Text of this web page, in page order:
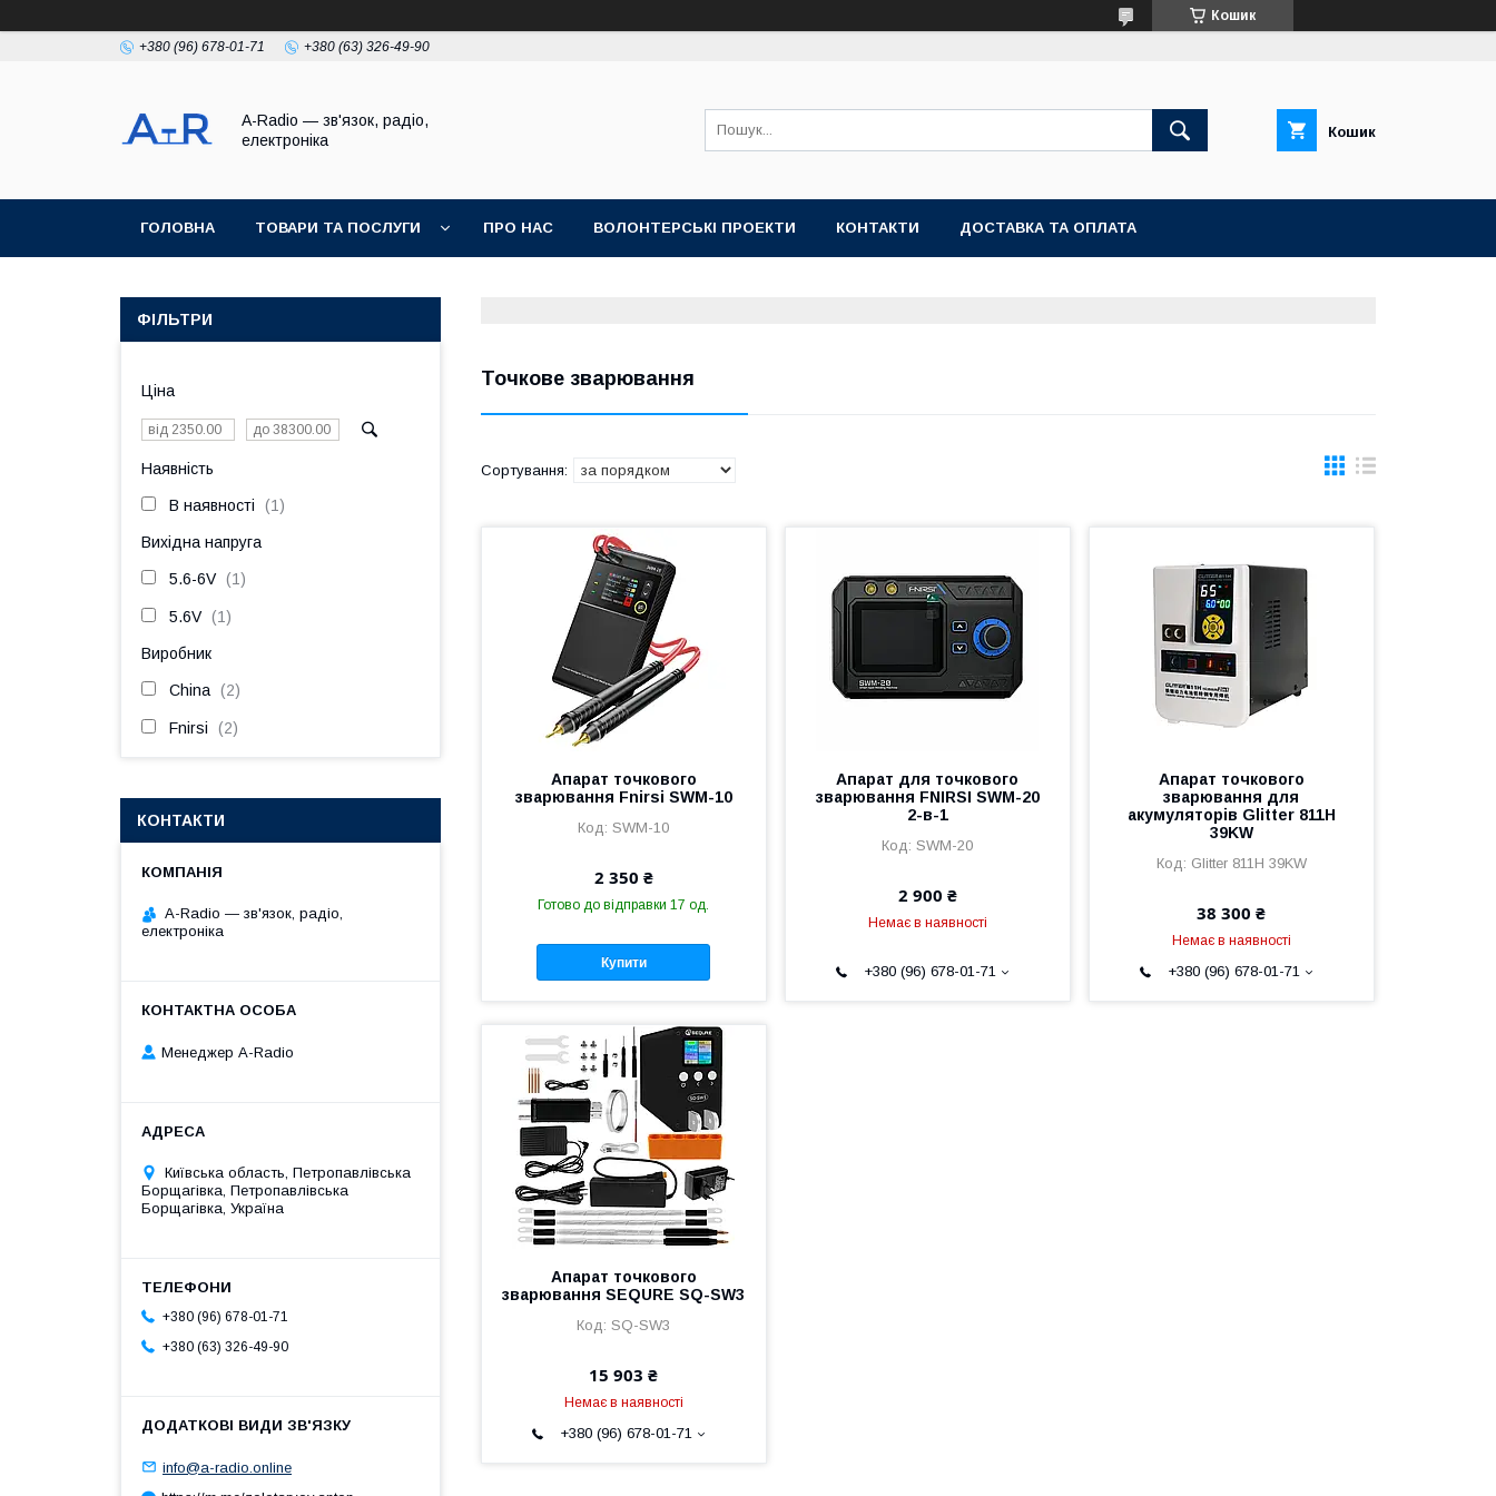
Кошик
+380 (96) 678-01-71 +380 (63) 326-49-90
A-Radio — зв'язок, радіо,
електроніка
Кошик
ГОЛОВНА ТОВАРИ ТА ПОСЛУГИ ПРО НАС ВОЛОНТЕРСЬКІ ПРОЕКТИ КОНТАКТИ ДОСТАВКА ТА ОПЛАТА
Точкове зварювання
Апарат точкового
зварювання Fnirsi SWM-10
SWM-10
2 350 ₴
Готово до відправки 17 од.
Купити
Апарат для точкового
зварювання FNIRSI SWM-20
2-в-1
SWM-20
2 900 ₴
Немає в наявності
+380 (96) 678-01-71
Апарат точкового
зварювання для
акумуляторів Glitter 811H
39KW
Glitter 811H 39KW
38 300 ₴
Немає в наявності
+380 (96) 678-01-71
Апарат точкового
зварювання SEQURE SQ-SW3
SQ-SW3
15 903 ₴
Немає в наявності
+380 (96) 678-01-71
ФІЛЬТРИ
Ціна
Наявність
В наявності 1
Вихідна напруга
5.6-6V 1
5.6V 1
Виробник
China 2
Fnirsi 2
КОНТАКТИ
A-Radio — зв'язок, радіо,
електроніка
Менеджер A-Radio
Київська область, Петропавлівська
Борщагівка, Петропавлівська
Борщагівка, Україна
+380 (96) 678-01-71
+380 (63) 326-49-90
info@a-radio.online